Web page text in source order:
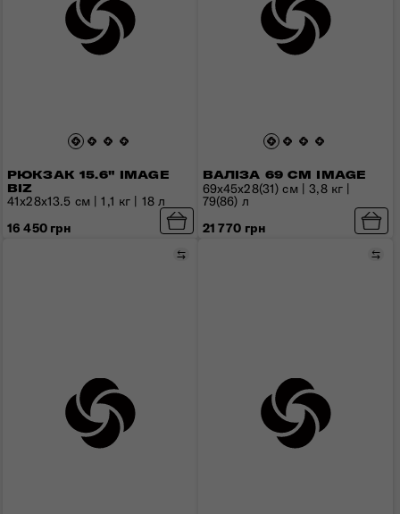
РЮКЗАК 15.6" IMAGE
BIZ
41x28x13.5 см | 1,1 кг | 18 л
16 450 грн
ВАЛІЗА 69 СМ IMAGE
69x45x28(31) см | 3,8 кг |
79(86) л
21 770 грн
Порівняти